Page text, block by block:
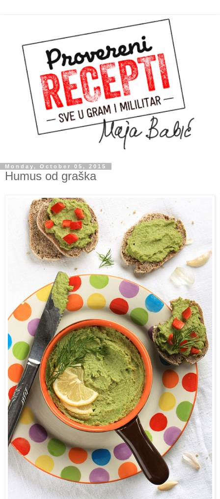
Monday, October 05, 2015
Humus od graška